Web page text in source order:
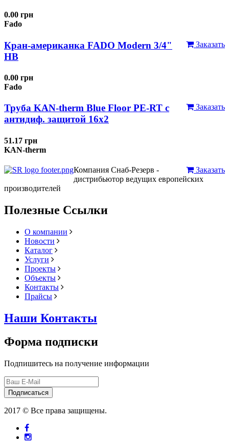
0.00 грн
Fado
Заказать
Кран-американка FADO Modern 3/4"
НВ
0.00 грн
Fado
Заказать
Труба KAN-therm Blue Floor PE-RT с
антидиф. защитой 16х2
51.17 грн
KAN-therm
Заказать
Компания Снаб-Резерв -
дистрибьютор ведущих европейских
производителей
Полезные Ссылки
О компании
Новости
Каталог
Услуги
Проекты
Объекты
Контакты
Прайсы
Наши Контакты
Форма подписки
Подпишитесь на получение информации
Подписаться
2017 © Все права защищены.